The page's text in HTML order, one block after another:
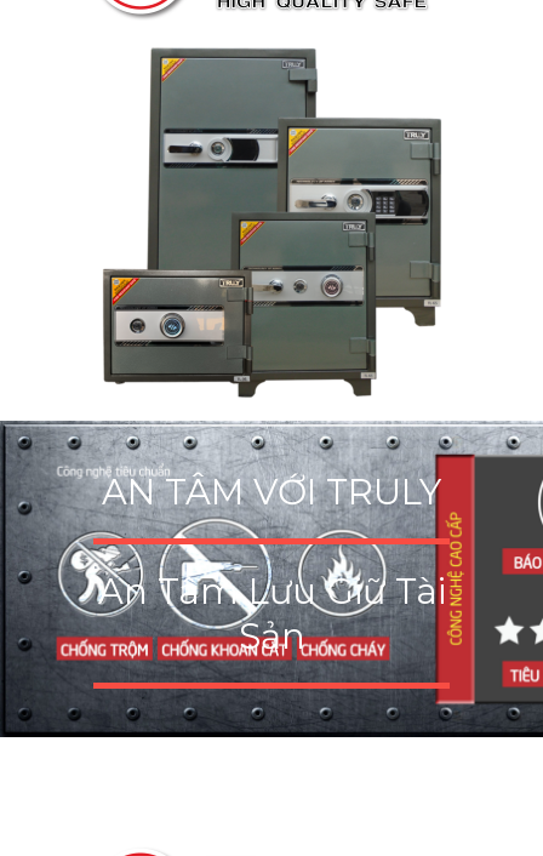
AN TÂM VỚI TRULY
An Tâm Lưu Giữ Tài
Sản